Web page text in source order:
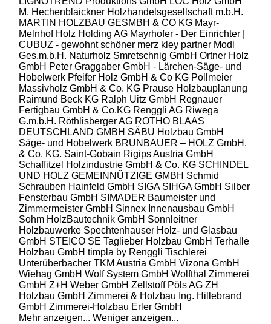
M. Hechenblaickner Holzhandelsgesellschaft m.b.H.
MARTIN HOLZBAU GESMBH & CO KG Mayr-
Melnhof Holz Holding AG Mayrhofer - Der Einrichter |
CUBUZ - gewohnt schöner merz kley partner Modl
Ges.m.b.H. Naturholz Smretschnig GmbH Ortner Holz
GmbH Peter Graggaber GmbH - Lärchen-Säge- und
Hobelwerk Pfeifer Holz GmbH & Co KG Pollmeier
Massivholz GmbH & Co. KG Prause Holzbauplanung
Raimund Beck KG Ralph Uitz GmbH Regnauer
Fertigbau GmbH & Co.KG Renggli AG Riwega
G.m.b.H. Röthlisberger AG ROTHO BLAAS
DEUTSCHLAND GMBH SÄBU Holzbau GmbH
Säge- und Hobelwerk BRUNBAUER – HOLZ GmbH.
& Co. KG. Saint-Gobain Rigips Austria GmbH
Schaffitzel Holzindustrie GmbH & Co. KG SCHINDEL
UND HOLZ GEMEINNÜTZIGE GMBH Schmid
Schrauben Hainfeld GmbH SIGA SIHGA GmbH Silber
Fensterbau GmbH SIMADER Baumeister und
Zimmermeister GmbH Sinnex Innenausbau GmbH
Sohm HolzBautechnik GmbH Sonnleitner
Holzbauwerke Spechtenhauser Holz- und Glasbau
GmbH STEICO SE Taglieber Holzbau GmbH Terhalle
Holzbau GmbH timpla by Renggli Tischlerei
Unterüberbacher TKM Austria GmbH Vizona GmbH
Wiehag GmbH Wolf System GmbH Wolfthal Zimmerei
GmbH Z+H Weber GmbH Zellstoff Pöls AG ZH
Holzbau GmbH Zimmerei & Holzbau Ing. Hillebrand
GmbH Zimmerei-Holzbau Erler GmbH
Mehr anzeigen... Weniger anzeigen...